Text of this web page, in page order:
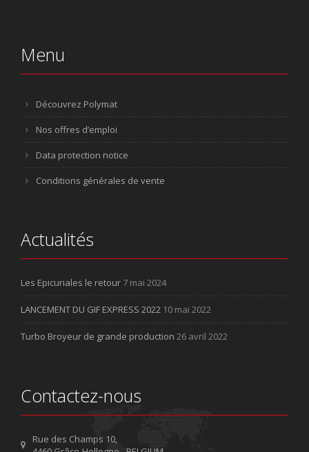
Menu
Découvrez Polymat
Nos offres d’emploi
Data protection notice
Conditions générales de vente
Actualités
Les Epicuriales le retour 7 mai 2024
LANCEMENT DU GIF EXPRESS 2022 10 mai 2022
Turbo Broyeur de grande production 26 avril 2022
Contactez-nous
Rue des Champs 10,